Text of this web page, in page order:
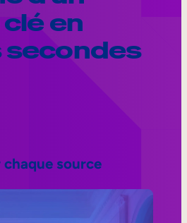
en
secondes
source